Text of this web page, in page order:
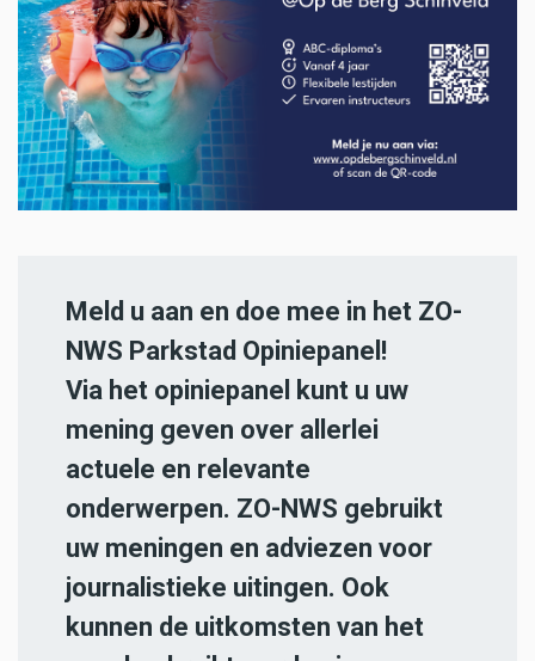
Meld u aan en doe mee in het ZO-
NWS Parkstad Opiniepanel!
Via het opiniepanel kunt u uw
mening geven over allerlei
actuele en relevante
onderwerpen. ZO-NWS gebruikt
uw meningen en adviezen voor
journalistieke uitingen. Ook
kunnen de uitkomsten van het